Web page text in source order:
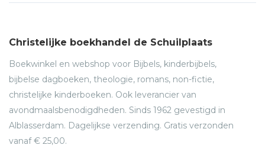
Christelijke boekhandel de Schuilplaats
Boekwinkel en webshop voor Bijbels, kinderbijbels,
bijbelse dagboeken, theologie, romans, non-fictie,
christelijke kinderboeken. Ook leverancier van
avondmaalsbenodigdheden. Sinds 1962 gevestigd in
Alblasserdam. Dagelijkse verzending. Gratis verzonden
vanaf € 25,00.